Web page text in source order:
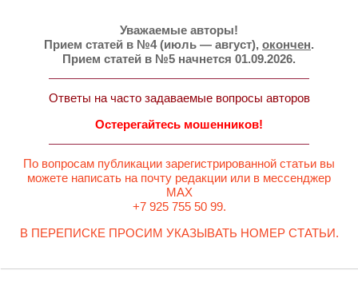
Уважаемые авторы!
Прием статей в №4 (июль — август), окончен.
Прием статей в №5 начнется 01.09.2026.
Ответы на часто задаваемые вопросы авторов
Остерегайтесь мошенников!
По вопросам публикации зарегистрированной статьи вы
можете написать на почту редакции или в мессенджер
MAX
+7 925 755 50 99.
В ПЕРЕПИСКЕ ПРОСИМ УКАЗЫВАТЬ НОМЕР СТАТЬИ.